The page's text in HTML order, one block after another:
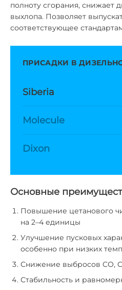
полноту сгорания, снижает
выхлопа. Позволяет
соответствующее
ПРИСАДКИ В
Siberia
Molecule
Dixon
Основные
Повышение цетанового
на 2–4 единицы
Улучшение пусковых
особенно при низких
Снижение выбросов CO,
Стабильность и